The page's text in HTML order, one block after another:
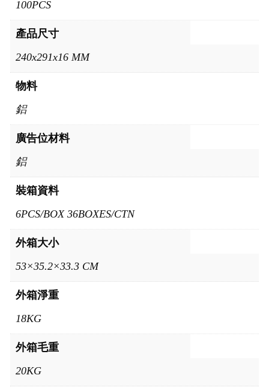
100PCS
產品尺寸
240x291x16 MM
物料
鋁
廣告位材料
鋁
裝箱資料
6PCS/BOX 36BOXES/CTN
外箱大小
53×35.2×33.3 CM
外箱淨重
18KG
外箱毛重
20KG